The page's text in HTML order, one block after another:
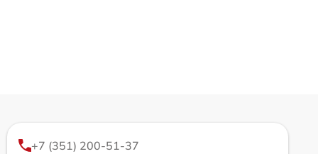
+7 (351) 200-51-37